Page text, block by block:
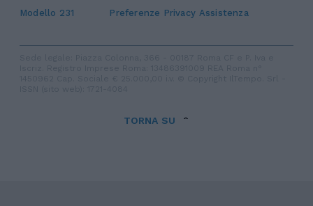
Modello 231
Preferenze Privacy Assistenza
TORNA SU